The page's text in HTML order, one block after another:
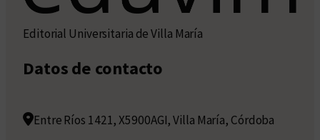
Editorial Universitaria de Villa María
Datos de contacto
Entre Ríos 1421, X5900AGI, Villa María, Córdoba